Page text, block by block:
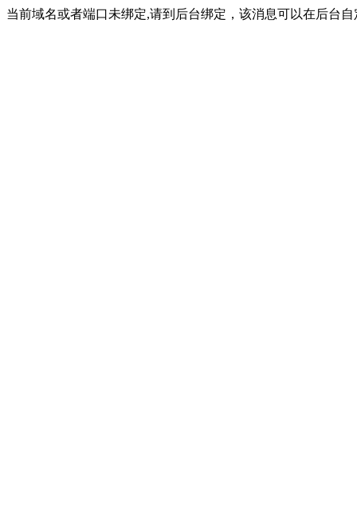
当前域名或者端口未绑定,请到后台绑定，该消息可以在后台自